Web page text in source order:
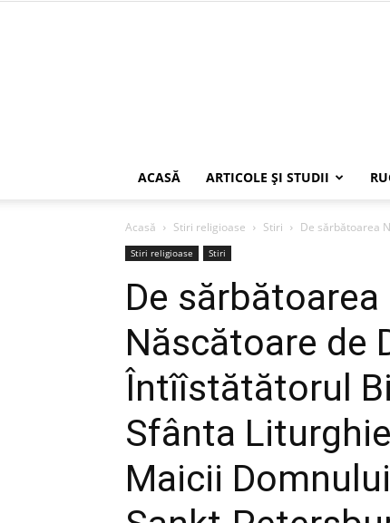
ACASĂ ARTICOLE ŞI STUDII
Acasă Stiri religioase Stiri De sărbătoarea
Stiri religioase Stiri
De
Născătoare de
Întîîstătătorul
Sfânta
Maicii